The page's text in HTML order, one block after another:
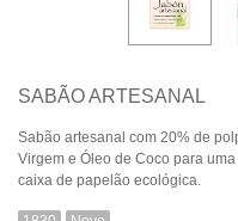
SABÃO ARTESANAL
Sabão artesanal com 20% de
Virgem e Óleo de Coco para
caixa de papelão ecológica.